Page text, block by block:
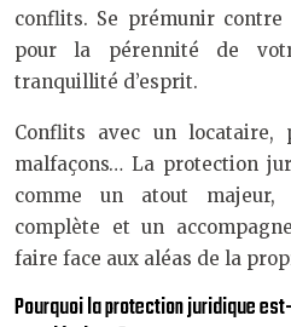
conflits. Se prémunir
pour la pérennité de
tranquillité d’esprit.
Conflits avec un locataire,
malfaçons… La protection
comme un atout majeur,
complète et un
faire face aux aléas de la
Pourquoi la protection juridique